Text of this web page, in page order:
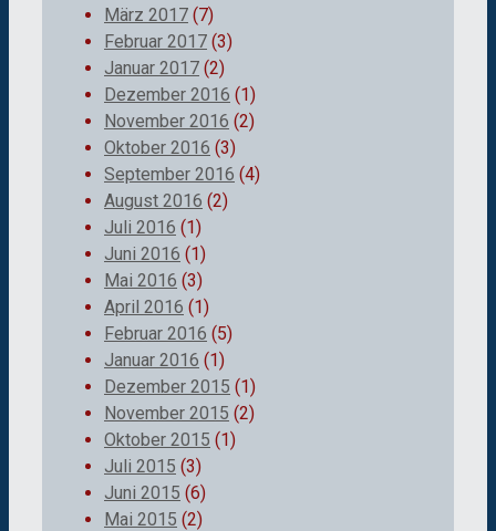
März 2017 (7)
Februar 2017 (3)
Januar 2017 (2)
Dezember 2016 (1)
November 2016 (2)
Oktober 2016 (3)
September 2016 (4)
August 2016 (2)
Juli 2016 (1)
Juni 2016 (1)
Mai 2016 (3)
April 2016 (1)
Februar 2016 (5)
Januar 2016 (1)
Dezember 2015 (1)
November 2015 (2)
Oktober 2015 (1)
Juli 2015 (3)
Juni 2015 (6)
Mai 2015 (2)